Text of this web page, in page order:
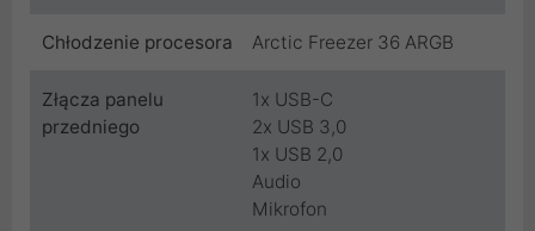
Chłodzenie procesora Arctic Freezer 36 ARGB
Złącza panelu
przedniego
1x USB-C
2x USB 3,0
1x USB 2,0
Audio
Mikrofon